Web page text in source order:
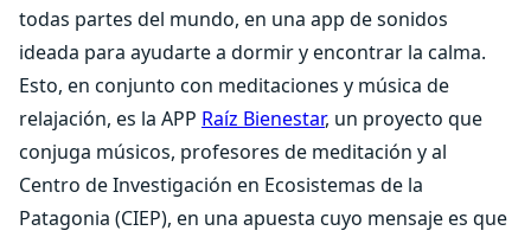
todas partes del mundo, en una app de sonidos
ideada para ayudarte a dormir y encontrar la calma.
Esto, en conjunto con meditaciones y música de
relajación, es la APP Raíz Bienestar, un proyecto que
conjuga músicos, profesores de meditación y al
Centro de Investigación en Ecosistemas de la
Patagonia (CIEP), en una apuesta cuyo mensaje es que